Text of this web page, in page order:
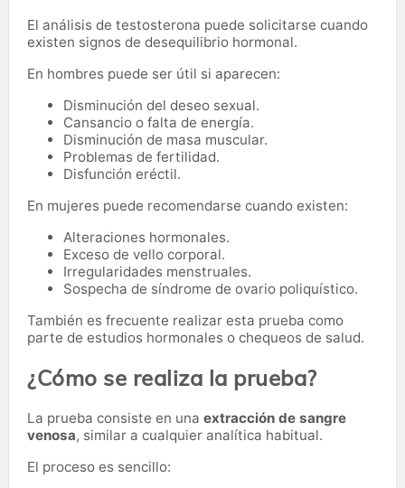
El análisis de testosterona puede solicitarse cuando
existen signos de desequilibrio hormonal.
En hombres puede ser útil si aparecen:
Disminución del deseo sexual.
Cansancio o falta de energía.
Disminución de masa muscular.
Problemas de fertilidad.
Disfunción eréctil.
En mujeres puede recomendarse cuando existen:
Alteraciones hormonales.
Exceso de vello corporal.
Irregularidades menstruales.
Sospecha de síndrome de ovario poliquístico.
También es frecuente realizar esta prueba como
parte de estudios hormonales o chequeos de salud.
¿Cómo se realiza la prueba?
La prueba consiste en una extracción de sangre
venosa, similar a cualquier analítica habitual.
El proceso es sencillo: